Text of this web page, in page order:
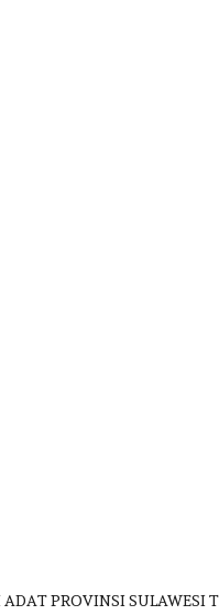
PROVINSI SULAWESI